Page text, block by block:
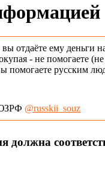
отдаёте ему деньги
- не помогаете
помогаете русским
@russkii_souz
должна